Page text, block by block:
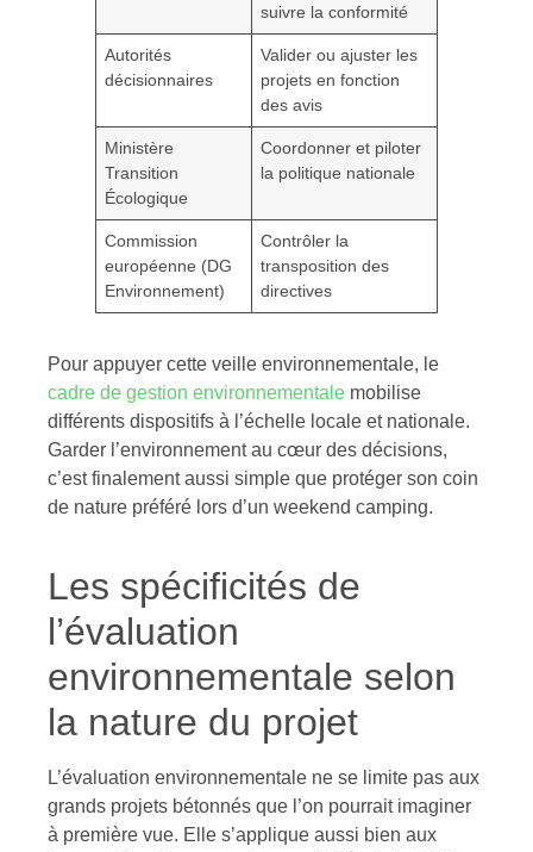
suivre la conformité
Autorités
décisionnaires
Valider ou ajuster les
projets en fonction
des avis
Ministère
Transition
Écologique
Coordonner et piloter
la politique nationale
Commission
européenne (DG
Environnement)
Contrôler la
transposition des
directives
Pour appuyer cette veille environnementale, le
cadre de gestion environnementale mobilise
différents dispositifs à l’échelle locale et nationale.
Garder l’environnement au cœur des décisions,
c’est finalement aussi simple que protéger son coin
de nature préféré lors d’un weekend camping.
Les spécificités de
l’évaluation
environnementale selon
la nature du projet
L’évaluation environnementale ne se limite pas aux
grands projets bétonnés que l’on pourrait imaginer
à première vue. Elle s’applique aussi bien aux